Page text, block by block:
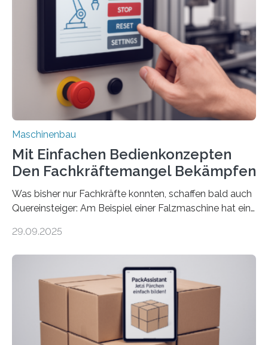
Maschinenbau
Mit Einfachen Bedienkonzepten
Den Fachkräftemangel Bekämpfen
Was bisher nur Fachkräfte konnten, schaffen bald auch
Quereinsteiger: Am Beispiel einer Falzmaschine hat ein
Mensch-Maschine-Schnittstelle so sehr vereinfacht,
Die zugrunde liegende Methodik lässt sich auf alle
anderen Maschinen übertragen. Eine Falzmaschine
umzurüsten ist ein Job für echte Profis. Eine solche
Maschine faltet in Druckereien Broschüren, Prospekte,
Landkarten und vieles mehr – mehrere Zehntausend
Exemplare pro Stunde. Je nach Maschinentyp und
29.09.2025